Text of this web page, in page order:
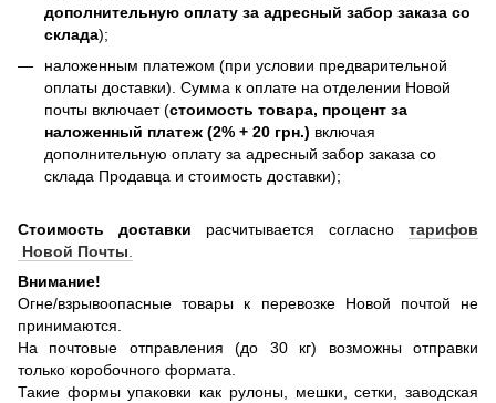
дополнительную оплату за адресный забор заказа со
склада);
наложенным платежом (при условии предварительной
оплаты доставки). Сумма к оплате на отделении Новой
почты включает (стоимость товара, процент за
наложенный платеж (2% + 20 грн.) включая
дополнительную оплату за адресный забор заказа со
склада Продавца и стоимость доставки);
Стоимость доставки расчитывается согласно тарифов
Новой Почты.
Внимание!
Огне/взрывоопасные товары к перевозке Новой почтой не
принимаются.
На почтовые отправления (до 30 кг) возможны отправки
только коробочного формата.
Такие формы упаковки как рулоны, мешки, сетки, заводская